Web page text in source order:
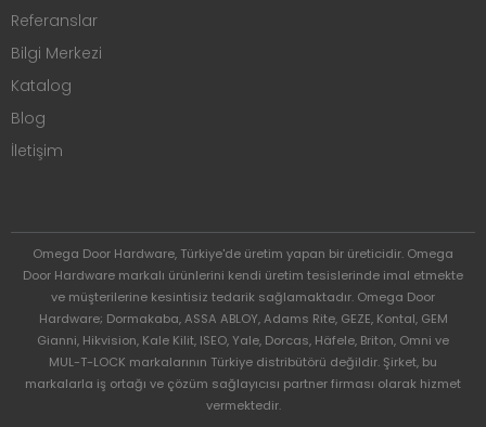
Referanslar
Bilgi Merkezi
Katalog
Blog
İletişim
Omega Door Hardware, Türkiye'de üretim yapan bir üreticidir. Omega
Door Hardware markalı ürünlerini kendi üretim tesislerinde imal etmekte
ve müşterilerine kesintisiz tedarik sağlamaktadır. Omega Door
Hardware; Dormakaba, ASSA ABLOY, Adams Rite, GEZE, Kontal, GEM
Gianni, Hikvision, Kale Kilit, ISEO, Yale, Dorcas, Häfele, Briton, Omni ve
MUL-T-LOCK markalarının Türkiye distribütörü değildir. Şirket, bu
markalarla iş ortağı ve çözüm sağlayıcısı partner firması olarak hizmet
vermektedir.